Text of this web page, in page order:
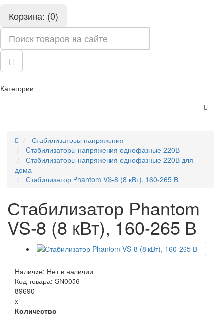
Корзина: (0)
Категории
Стабилизаторы напряжения
Cтабилизаторы напряжения однофазные 220В
Стабилизаторы напряжения однофазные 220В для
дома
Стабилизатор Phantom VS-8 (8 кВт), 160-265 В
Стабилизатор Phantom
VS-8 (8 кВт), 160-265 В
Наличие: Нет в наличии
Код товара: SN0056
89690
x
Количество